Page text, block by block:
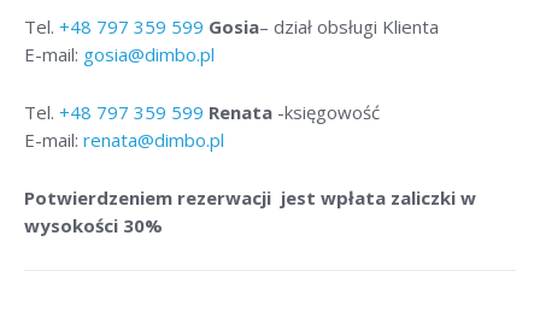
Tel. +48 797 359 599 Gosia– dział obsługi Klienta
E-mail: gosia@dimbo.pl
Tel. +48 797 359 599 Renata -księgowość
E-mail: renata@dimbo.pl
Potwierdzeniem rezerwacji jest wpłata zaliczki w
wysokości 30%